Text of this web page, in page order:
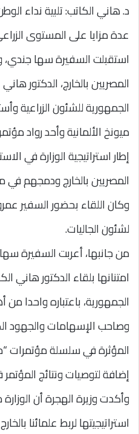
د. هاني الكاتب: تلبية نداء
عدة مزايا على المستوى
استقبلت السفيرة سها جندي،
المصريين بالخارج، الدكتور
الجمهورية للشئون الزراعية
ميونخ الألمانية وأحد رواد
إطار استراتيجية الوزارة في
المصريين بالخارج ودمجهم في
وكان اللقاء بحضور السفير
لشئون الجاليات.
من جانبها، أعربت السفيرة
امتنانها بلقاء الدكتور هاني
الجمهورية، باعتباره واحدا من
وصاحب الإسهامات والجهود
المؤثرة في سلسلة مؤتمرات
إضافة لتوصيات ونتائج
وأكدت وزيرة الهجرة أن
استراتيجيتها لربط علمائنا